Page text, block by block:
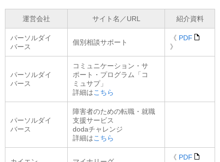
運営会社 サイト名／URL 紹介資料
パーソルダイ
バース
個別相談サポート
《 PDF
》
パーソルダイ
バース
コミュニケーション・サ
ポート・プログラム「コ
ミュサプ」
詳細はこちら
パーソルダイ
バース
障害者のための転職・就職
支援サービス
dodaチャレンジ
詳細はこちら
《 PDF